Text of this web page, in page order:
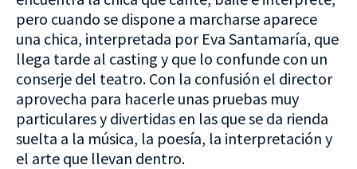
pero cuando se dispone a marcharse aparece
una chica, interpretada por Eva Santamaría, que
llega tarde al casting y que lo confunde con un
conserje del teatro. Con la confusión el director
aprovecha para hacerle unas pruebas muy
particulares y divertidas en las que se da rienda
suelta a la música, la poesía, la interpretación y
el arte que llevan dentro.